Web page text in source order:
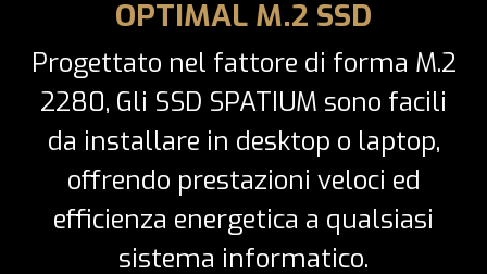
OPTIMAL M.2 SSD
Progettato nel fattore di forma M.2
2280, Gli SSD SPATIUM sono facili
da installare in desktop o laptop,
offrendo prestazioni veloci ed
efficienza energetica a qualsiasi
sistema informatico.